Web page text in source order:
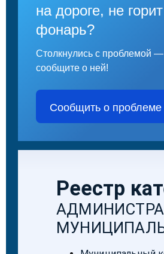
на дороге, не горит
фонарь?
Столкнулись с проблемой —
сообщите о ней!
Сообщить о проблеме